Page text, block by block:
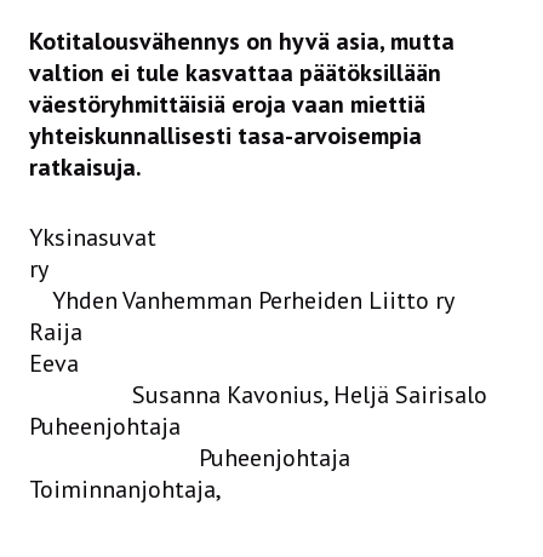
Kotitalousvähennys on hyvä asia, mutta
valtion ei tule kasvattaa päätöksillään
väestöryhmittäisiä eroja vaan miettiä
yhteiskunnallisesti tasa-arvoisempia
ratkaisuja.
Yksinasuvat
ry
Yhden Vanhemman Perheiden Liitto ry
Raija
Eeva
Susanna Kavonius, Heljä Sairisalo
Puheenjohtaja
Puheenjohtaja
Toiminnanjohtaja,